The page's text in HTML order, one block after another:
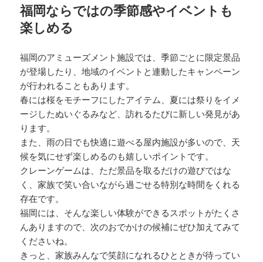
福岡ならではの季節感やイベントも
楽しめる
福岡のアミューズメント施設では、季節ごとに限定景品
が登場したり、地域のイベントと連動したキャンペーン
が行われることもあります。
春には桜をモチーフにしたアイテム、夏には祭りをイメ
ージしたぬいぐるみなど、訪れるたびに新しい発見があ
ります。
また、雨の日でも快適に遊べる屋内施設が多いので、天
候を気にせず楽しめるのも嬉しいポイントです。
クレーンゲームは、ただ景品を取るだけの遊びではな
く、家族で笑い合いながら過ごせる特別な時間をくれる
存在です。
福岡には、そんな楽しい体験ができるスポットがたくさ
んありますので、次のおでかけの候補にぜひ加えてみて
くださいね。
きっと、家族みんなで笑顔になれるひとときが待ってい